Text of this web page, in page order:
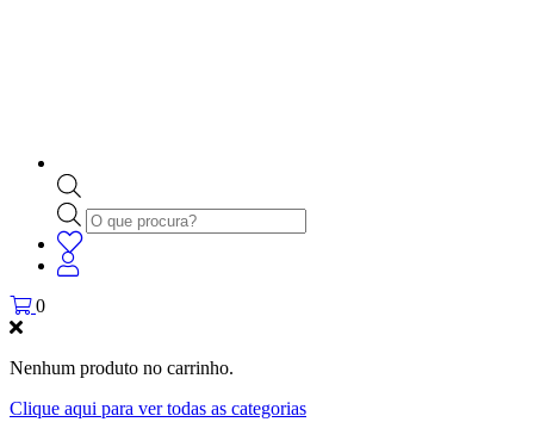
Products
search
0
Nenhum produto no carrinho.
Clique aqui para ver todas as categorias